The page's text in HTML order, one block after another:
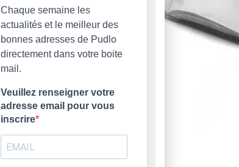
Chaque semaine les
actualités et le meilleur des
bonnes adresses de Pudlo
directement dans votre boite
mail.
Veuillez renseigner votre
adresse email pour vous
inscrire